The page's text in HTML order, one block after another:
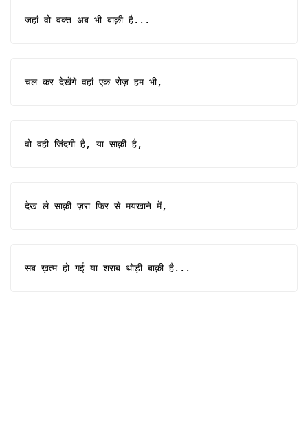
जहां वो वक्त अब भी बाक़ी है...
चल कर देखेंगे वहां एक रोज़ हम भी,
वो वही जिंदगी है, या साक़ी है,
देख ले साक़ी ज़रा फिर से मयखाने में,
सब ख़त्म हो गई या शराब थोड़ी बाक़ी है...